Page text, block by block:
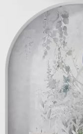
Standard
44 26.99€/m²
Premium
.00 /m²
Premium vinüül
39.00 € /m²